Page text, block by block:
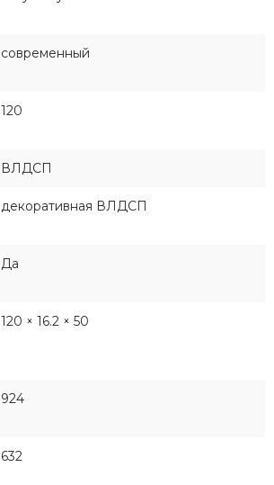
современный
120
ВЛДСП
декоративная ВЛДСП
Да
120 × 16.2 × 50
924
632